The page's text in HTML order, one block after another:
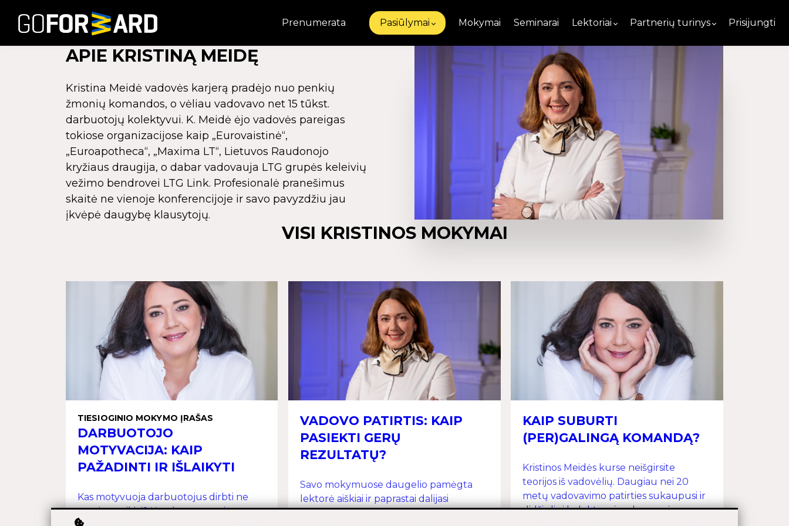
Prenumerata Pasiūlymai Mokymai Seminarai Lektoriai Partnerių turinys Prisijungti
APIE KRISTINĄ MEIDĘ
Kristina Meidė vadovės karjerą pradėjo nuo penkių
žmonių komandos, o vėliau vadovavo net 15 tūkst.
darbuotojų kolektyvui. K. Meidė ėjo vadovės pareigas
tokiose organizacijose kaip „Eurovaistinė“,
„Euroapotheca“, „Maxima LT“, Lietuvos Raudonojo
kryžiaus draugija, o dabar vadovauja LTG grupės keleivių
vežimo bendrovei LTG Link. Profesionalė pranešimus
skaitė ne vienoje konferencijoje ir savo pavyzdžiu jau
įkvėpė daugybę klausytojų.
VISI KRISTINOS MOKYMAI
TIESIOGINIO MOKYMO ĮRAŠAS
DARBUOTOJO
MOTYVACIJA: KAIP
PAŽADINTI IR IŠLAIKYTI
Kas motyvuoja darbuotojus dirbti ne
gerai, o puikiai? Kas demotyvuoja
VADOVO PATIRTIS: KAIP
PASIEKTI GERŲ
REZULTATŲ?
Savo mokymuose daugelio pamėgta
lektorė aiškiai ir paprastai dalijasi
praktiniais patarimais, kuriuos sukaupė
KAIP SUBURTI
(PER)GALINGĄ KOMANDĄ?
Kristinos Meidės kurse neišgirsite
teorijos iš vadovėlių. Daugiau nei 20
metų vadovavimo patirties sukaupusi ir
didžiuliui kolektyvui vadovavusi